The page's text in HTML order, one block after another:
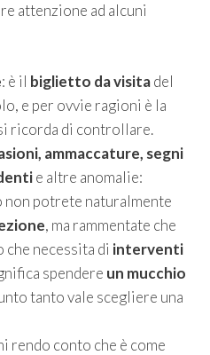
attenzione ad alcuni
: è il biglietto da visitadel
e per ovvie ragioni è la
ricorda di controllare.
ammaccature, segni
e altre anomalie:
potrete naturalmente
, ma rammentate che
che necessita di interventi
spendere un mucchio
tanto vale scegliere una
rendo conto che è come